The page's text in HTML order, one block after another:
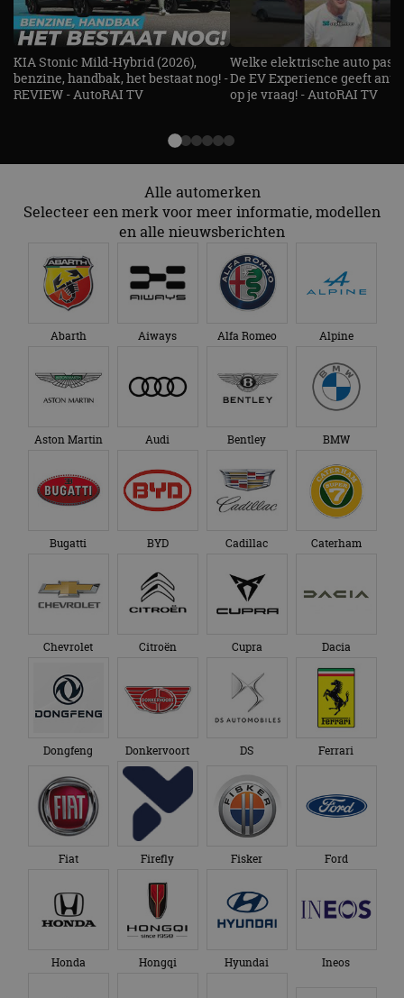
KIA Stonic Mild-Hybrid (2026),
benzine, handbak, het bestaat nog! -
REVIEW - AutoRAI TV
Welke elektrische auto past
De EV Experience geeft
op je vraag! - AutoRAI TV
Alle automerken
Selecteer een merk voor meer informatie, modellen
en alle nieuwsberichten
Abarth Aiways Alfa Romeo Alpine
Aston Martin Audi Bentley BMW
Bugatti BYD Cadillac Caterham
Chevrolet Citroën Cupra Dacia
Dongfeng Donkervoort DS Ferrari
Fiat Firefly Fisker Ford
Honda Hongqi Hyundai Ineos